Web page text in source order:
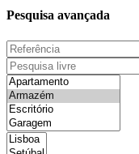
Pesquisa avançada